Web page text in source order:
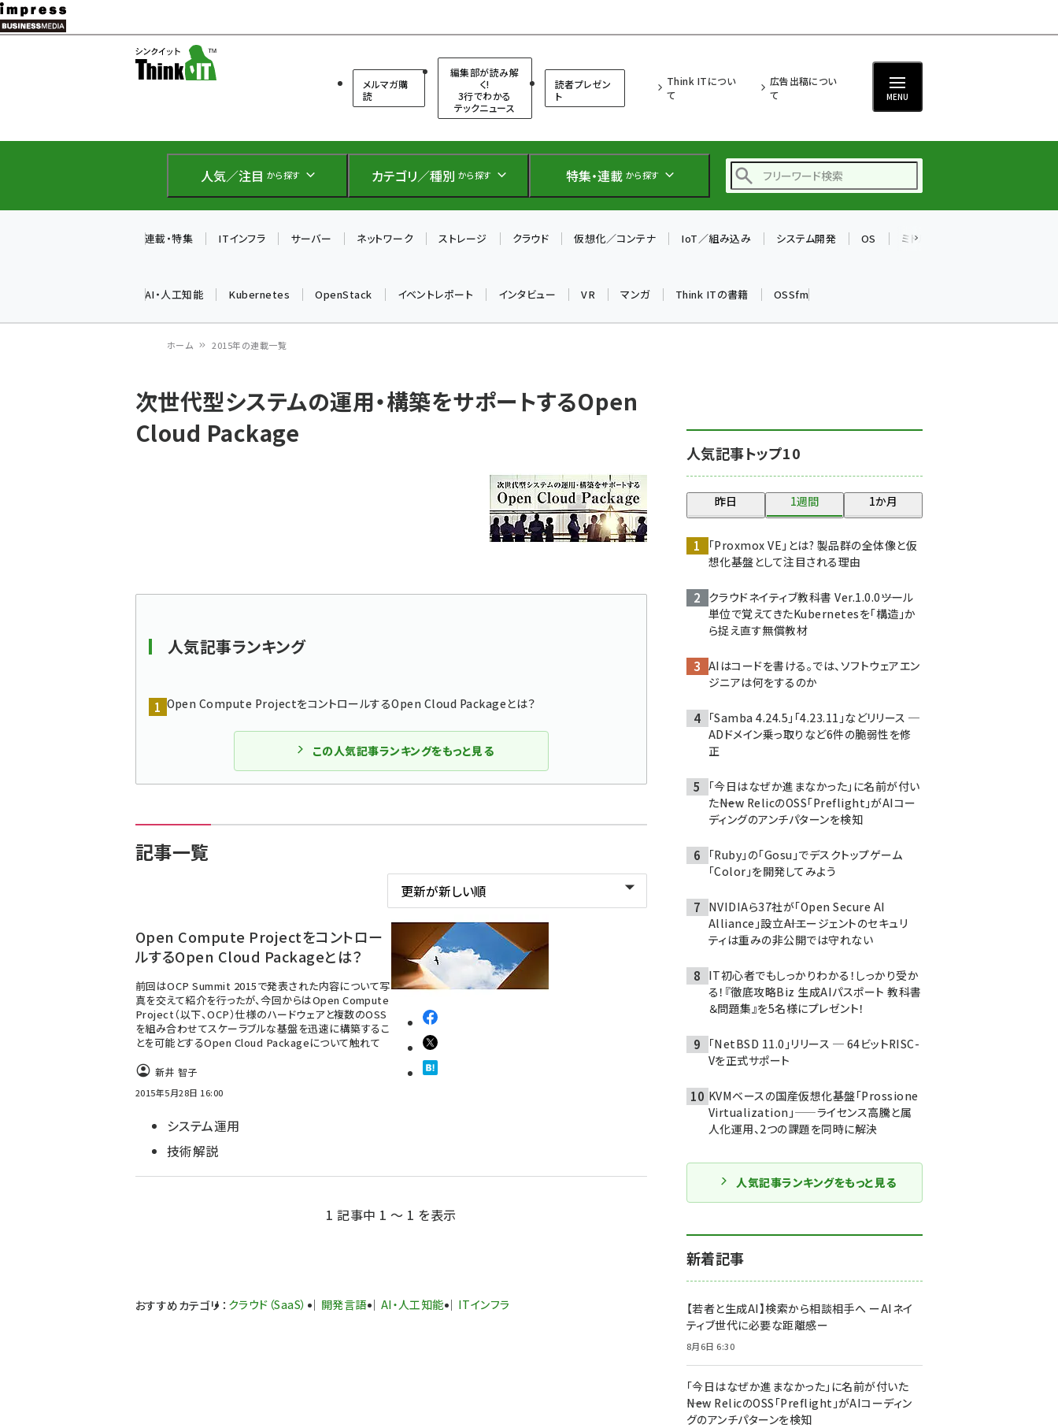
メ
イ
テ
に
メルマガ購
読
編集部が読み解
く!
3行でわかる
テックニュース
読者プレゼン
ト
Think ITについ
て
広告出稿につい
て
MENU
人気／注目 から探す カテゴリ／種別 から探す 特集・連載 から探す
仲間と築いた勝利の絆～
drupal (1940)
genai (1473)
ai crunch (1347)
連載・特集 ITインフラ サーバー ネットワーク ストレージ クラウド 仮想化／コンテナ IoT／組み込み システム開発 OS ミドルウェア
AI・人工知能 Kubernetes OpenStack イベントレポート インタビュー VR マンガ Think ITの書籍 OSSfm
ン
く
ホーム 2015年の連載一覧
次世代型システムの運用・構築をサポートするOpen
Cloud Package
人気記事ランキング
Open Compute ProjectをコントロールするOpen Cloud Packageとは？
この人気記事ランキングをもっと見る
記事一覧
Open Compute Projectをコントロー
ルするOpen Cloud Packageとは？
前回はOCP Summit 2015で発表された内容について写
真を交えて紹介を行ったが、今回からはOpen Compute
Project（以下、OCP）仕様のハードウェアと複数のOSS
を組み合わせてスケーラブルな基盤を迅速に構築するこ
とを可能とするOpen Cloud Packageについて触れて
新井 智子
2015年5月28日 16:00
システム運用
技術解説
1 記事中 1 ～ 1 を表示
おすすめカテゴリ ： クラウド（SaaS） 開発言語 AI・人工知能 ITインフラ
人気記事トップ10
昨日 1週間 1か月
「Proxmox VE」とは? 製品群の全体像と仮
想化基盤として注目される理由
クラウドネイティブ教科書 Ver.1.0.0――ツール
単位で覚えてきたKubernetesを「構造」か
ら捉え直す無償教材
AIはコードを書ける。では、ソフトウェアエン
ジニアは何をするのか
「Samba 4.24.5」「4.23.11」などリリース ─
ADドメイン乗っ取りなど6件の脆弱性を修
正
「今日はなぜか進まなかった」に名前が付い
た――New RelicのOSS「Preflight」がAIコー
ディングのアンチパターンを検知
「Ruby」の「Gosu」でデスクトップゲーム
「Color」を開発してみよう
NVIDIAら37社が「Open Secure AI
Alliance」設立――AIエージェントのセキュリ
ティは重みの非公開では守れない
IT初心者でもしっかりわかる！しっかり受か
る！『徹底攻略Biz 生成AIパスポート 教科書
＆問題集』を5名様にプレゼント！
「NetBSD 11.0」リリース ─ 64ビットRISC-
Vを正式サポート
KVMベースの国産仮想化基盤「Prossione
Virtualization」——ライセンス高騰と属
人化運用、2つの課題を同時に解決
人気記事ランキングをもっと見る
新着記事
【若者と生成AI】検索から相談相手へ ーAIネイ
ティブ世代に必要な距離感ー
8月6日 6:30
「今日はなぜか進まなかった」に名前が付いた
――New RelicのOSS「Preflight」がAIコーディン
グのアンチパターンを検知